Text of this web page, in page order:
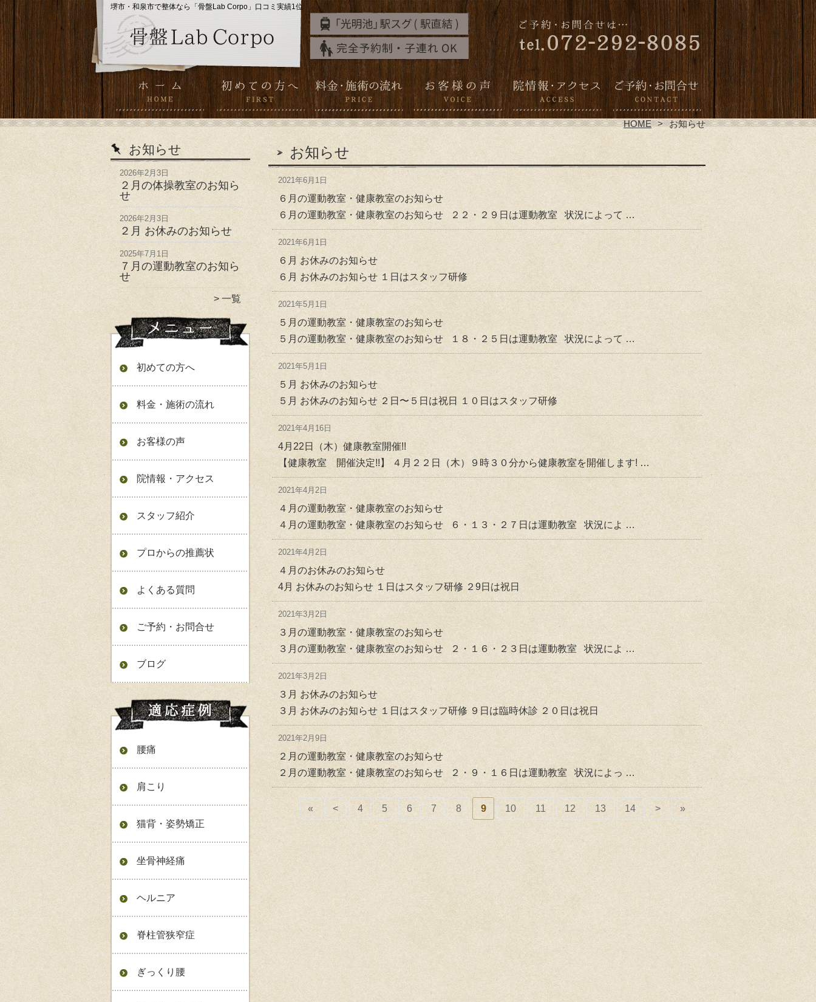
堺市・和泉市で整体なら「骨盤Lab Corpo」口コミ実績1位
HOME お知らせ
お知らせ
2026年2月3日
２月の体操教室のお知ら
せ
2026年2月3日
２月 お休みのお知らせ
2025年7月1日
７月の運動教室のお知ら
せ
一覧
初めての方へ
料金・施術の流れ
お客様の声
院情報・アクセス
スタッフ紹介
プロからの推薦状
よくある質問
ご予約・お問合せ
ブログ
腰痛
肩こり
猫背・姿勢矯正
坐骨神経痛
ヘルニア
脊柱管狭窄症
ぎっくり腰
お知らせ
2021年6月1日
６月の運動教室・健康教室のお知らせ
６月の運動教室・健康教室のお知らせ ２２・２９日は運動教室 状況によって …
2021年6月1日
６月 お休みのお知らせ
６月 お休みのお知らせ １日はスタッフ研修
2021年5月1日
５月の運動教室・健康教室のお知らせ
５月の運動教室・健康教室のお知らせ １８・２５日は運動教室 状況によって …
2021年5月1日
５月 お休みのお知らせ
５月 お休みのお知らせ ２日〜５日は祝日 １０日はスタッフ研修
2021年4月16日
4月22日（木）健康教室開催!!
【健康教室 開催決定!!】 ４月２２日（木）９時３０分から健康教室を開催します! …
2021年4月2日
４月の運動教室・健康教室のお知らせ
４月の運動教室・健康教室のお知らせ ６・１３・２７日は運動教室 状況によ …
2021年4月2日
４月のお休みのお知らせ
4月 お休みのお知らせ １日はスタッフ研修 ２9日は祝日
2021年3月2日
３月の運動教室・健康教室のお知らせ
３月の運動教室・健康教室のお知らせ ２・１６・２３日は運動教室 状況によ …
2021年3月2日
３月 お休みのお知らせ
３月 お休みのお知らせ １日はスタッフ研修 ９日は臨時休診 ２０日は祝日
2021年2月9日
２月の運動教室・健康教室のお知らせ
２月の運動教室・健康教室のお知らせ ２・９・１６日は運動教室 状況によっ …
« < 4 5 6 7 8 9 10 11 12 13 14 > »